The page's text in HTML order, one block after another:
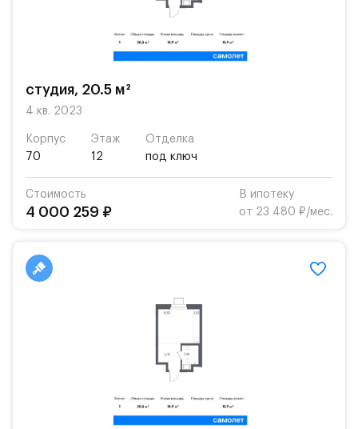
студия, 20.5 м²
4 кв. 2023
Корпус
70
Этаж
12
Отделка
под ключ
Стоимость
4 000 259 ₽
В ипотеку
от 23 480 ₽/мес.